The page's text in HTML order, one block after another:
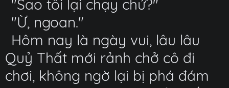
"Sao tôi lại chạy chứ?"
"Ừ, ngoan."
Hôm nay là ngày vui, lâu lâu
Quỷ Thất mới rảnh chở cô đi
chơi, không ngờ lại bị phá đám